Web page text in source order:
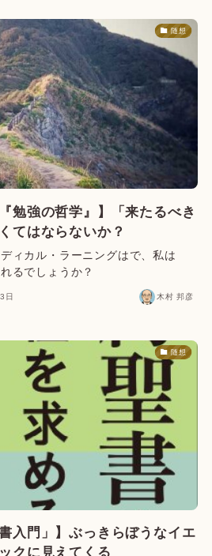
随想
勉強の哲学』】「来たるべき
てはならないか？
ィカル・ラーニングはで、私は
るでしょうか？
日 木村 邦彦
随想
入門」】ぶっきらぼうなイエ
クに見えてくる